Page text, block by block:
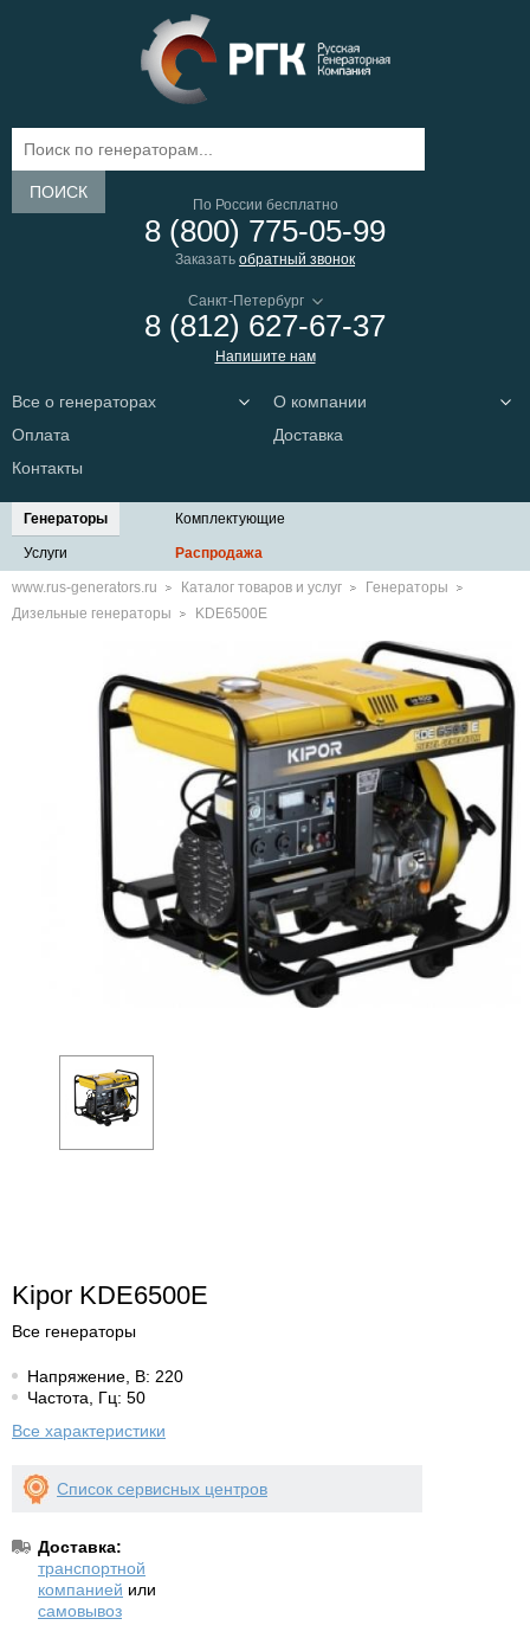
ПОИСК
По России бесплатно
8 (800) 775-05-99
Заказать обратный звонок
8 (812) 627-67-37
Напишите нам
Все о генераторах
О компании
Оплата
Доставка
Контакты
Генераторы Комплектующие
Услуги Распродажа
www.rus-generators.ru Каталог товаров и услуг
Генераторы
Дизельные генераторы
KDE6500E
Kipor KDE6500E
Все генераторы
Напряжение, В: 220
Частота, Гц: 50
Все характеристики
Список сервисных центров
Доставка:
транспортной
компанией или
самовывоз